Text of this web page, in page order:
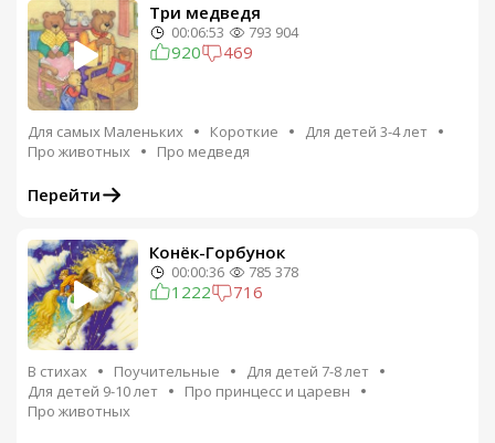
Три медведя
00:06:53 793 904
920 469
Для самых Маленьких Короткие
Для детей 3-4 лет
Про животных
Про медведя
Перейти
Конёк-Горбунок
00:00:36 785 378
1222 716
В стихах Поучительные
Для детей 7-8 лет
Для детей 9-10 лет
Про принцесс и царевн
Про животных